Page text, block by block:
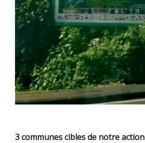
3 communes cibles de notre action